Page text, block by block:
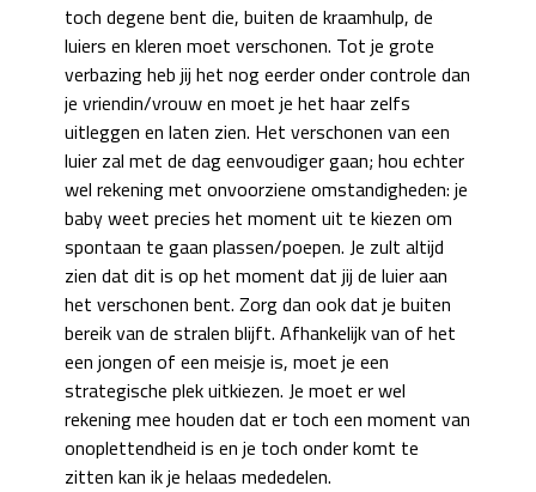
toch degene bent die, buiten de kraamhulp, de
luiers en kleren moet verschonen. Tot je grote
verbazing heb jij het nog eerder onder controle dan
je vriendin/vrouw en moet je het haar zelfs
uitleggen en laten zien. Het verschonen van een
luier zal met de dag eenvoudiger gaan; hou echter
wel rekening met onvoorziene omstandigheden: je
baby weet precies het moment uit te kiezen om
spontaan te gaan plassen/poepen. Je zult altijd
zien dat dit is op het moment dat jij de luier aan
het verschonen bent. Zorg dan ook dat je buiten
bereik van de stralen blijft. Afhankelijk van of het
een jongen of een meisje is, moet je een
strategische plek uitkiezen. Je moet er wel
rekening mee houden dat er toch een moment van
onoplettendheid is en je toch onder komt te
zitten kan ik je helaas mededelen.